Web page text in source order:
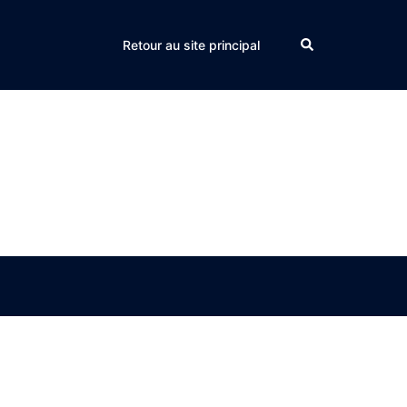
Retour au site principal Search